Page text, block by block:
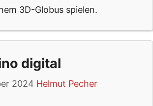
3D-Globus spielen.
digital
2024 Helmut Pecher